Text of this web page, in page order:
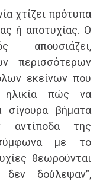
χτίζει πρότυπα
ή αποτυχίας. Ο
απουσιάζει,
περισσότερων
εκείνων που
ηλικία πώς να
σίγουρα βήματα
αντίποδα της
σύμφωνα με το
θεωρούνται
δούλεψαν”,